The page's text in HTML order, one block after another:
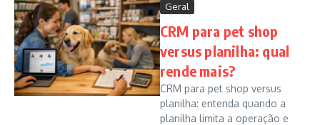
Geral
CRM para pet shop
versus planilha: qual
rende mais?
CRM para pet shop versus
planilha: entenda quando a
planilha limita a operação e